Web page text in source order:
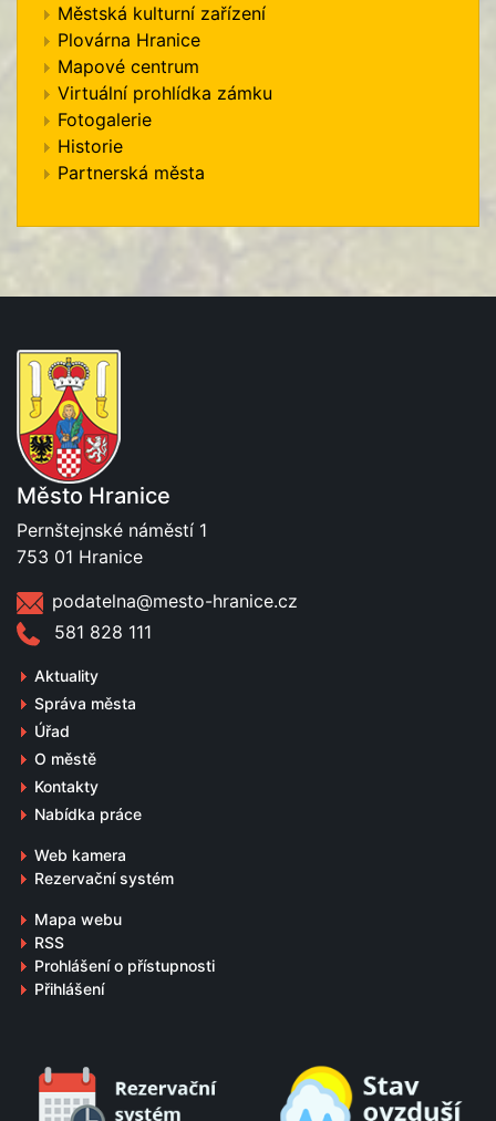
Městská kulturní zařízení
Plovárna Hranice
Mapové centrum
Virtuální prohlídka zámku
Fotogalerie
Historie
Partnerská města
Město Hranice
Pernštejnské náměstí 1
753 01 Hranice
podatelna@mesto-hranice.cz
581 828 111
Aktuality
Správa města
Úřad
O městě
Kontakty
Nabídka práce
Web kamera
Rezervační systém
Mapa webu
RSS
Prohlášení o přístupnosti
Přihlášení